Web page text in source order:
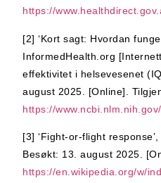
https://
[2] ‘Kort sagt: Hvordan
InformedHealth.org
effektivitet i helsevesenet
august 2025. [Online].
https://
[3] ‘Fight-or-flight
Besøkt: 13. august 2025.
https://en.wikipedia.org/w/